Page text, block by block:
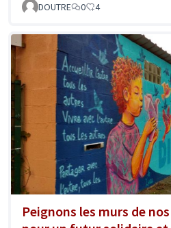
DOUTRE
0 4
Peignons les murs de